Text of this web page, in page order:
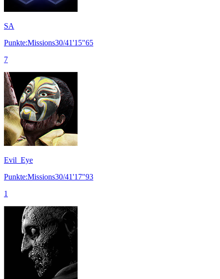
SA
Punkte:Missions30/41'15"65
7
Evil_Eye
Punkte:Missions30/41'17"93
1